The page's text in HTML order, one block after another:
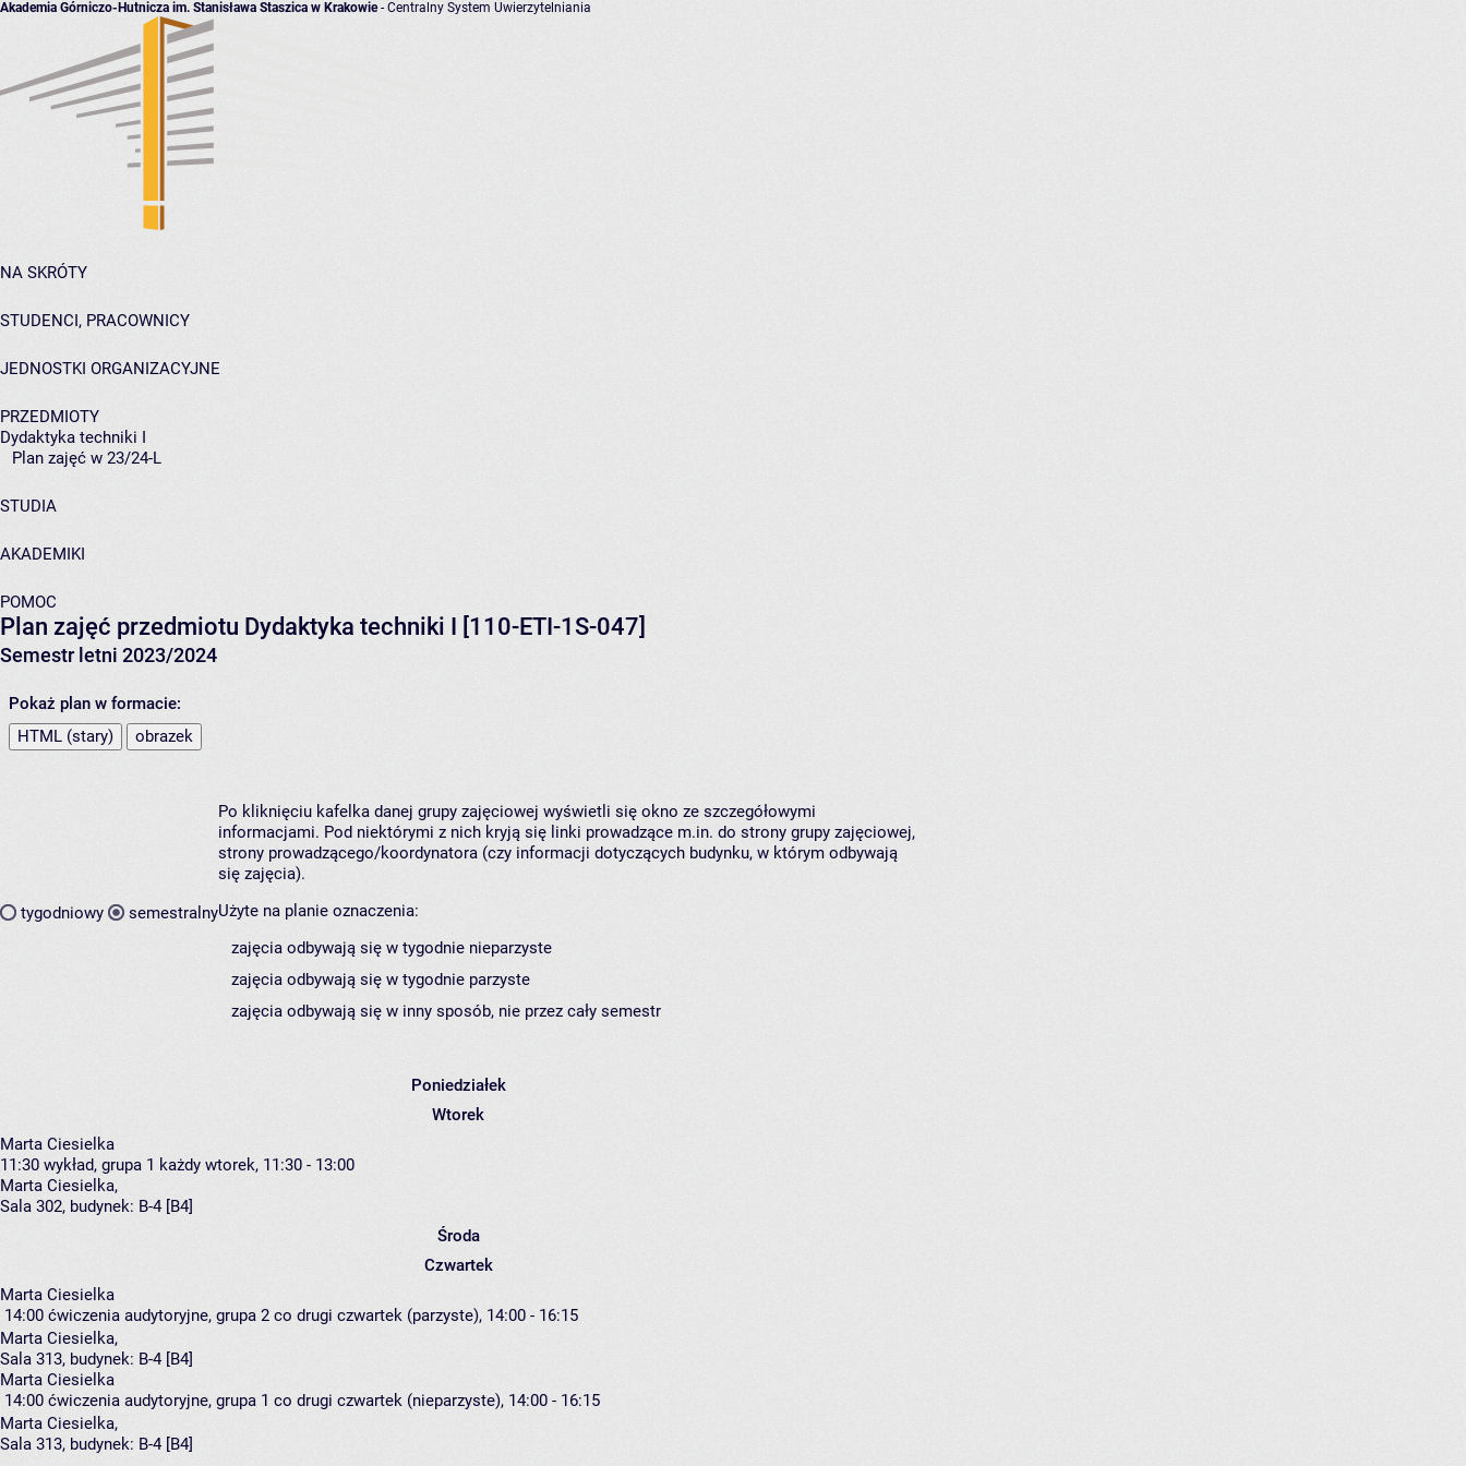
Akademia Górniczo-Hutnicza im. Stanisława Staszica w Krakowie- Centralny System Uwierzytelniania
NA SKRÓTY
STUDENCI, PRACOWNICY
JEDNOSTKI ORGANIZACYJNE
PRZEDMIOTY
Dydaktyka techniki I
Plan zajęć w 23/24-L
STUDIA
AKADEMIKI
POMOC
Plan zajęć przedmiotu Dydaktyka techniki I [110-ETI-1S-047]
Semestr letni 2023/2024
Pokaż plan w formacie:
HTML (stary)
obrazek
tygodniowy semestralny
Po kliknięciu kafelka danej grupy zajęciowej wyświetli się okno ze szczegółowymi
informacjami. Pod niektórymi z nich kryją się linki prowadzące m.in. do strony grupy zajęciowej,
strony prowadzącego/koordynatora (czy informacji dotyczących budynku, w którym odbywają
się zajęcia).
Użyte na planie oznaczenia:
zajęcia odbywają się w tygodnie nieparzyste
zajęcia odbywają się w tygodnie parzyste
zajęcia odbywają się w inny sposób, nie przez cały semestr
Poniedziałek
Wtorek
Marta Ciesielka
11:30 wykład, grupa 1 każdy wtorek, 11:30 - 13:00
Marta Ciesielka,
Sala 302, budynek: B-4 [B4]
Środa
Czwartek
Marta Ciesielka
14:00 ćwiczenia audytoryjne, grupa 2 co drugi czwartek (parzyste), 14:00 - 16:15
Marta Ciesielka,
Sala 313, budynek: B-4 [B4]
Marta Ciesielka
14:00 ćwiczenia audytoryjne, grupa 1 co drugi czwartek (nieparzyste), 14:00 - 16:15
Marta Ciesielka,
Sala 313, budynek: B-4 [B4]